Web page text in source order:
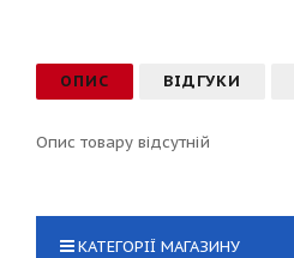
ОПИС ВІДГУКИ
Опис товару відсутній
КАТЕГОРІЇ МАГАЗИНУ